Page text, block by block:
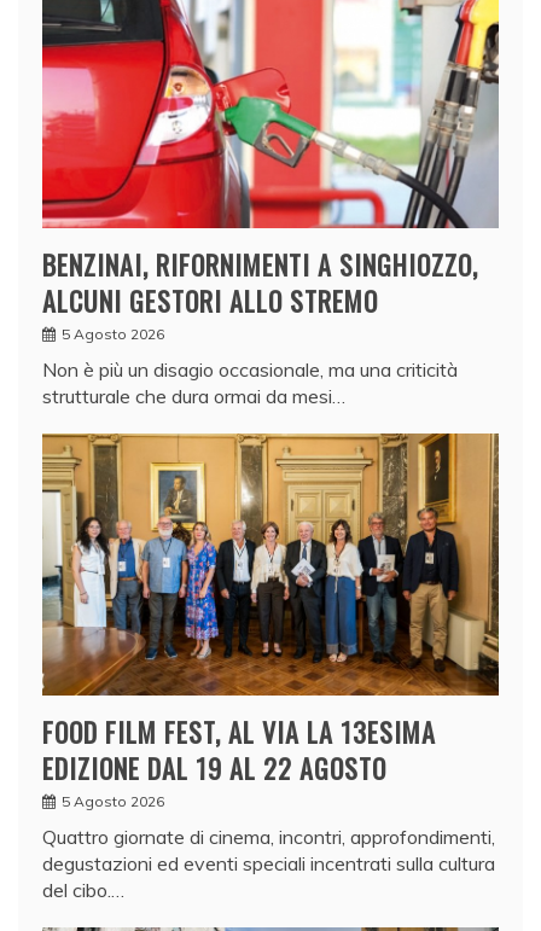
BENZINAI, RIFORNIMENTI A SINGHIOZZO,
ALCUNI GESTORI ALLO STREMO
5 Agosto 2026
Non è più un disagio occasionale, ma una criticità
strutturale che dura ormai da mesi…
FOOD FILM FEST, AL VIA LA 13ESIMA
EDIZIONE DAL 19 AL 22 AGOSTO
5 Agosto 2026
Quattro giornate di cinema, incontri, approfondimenti,
degustazioni ed eventi speciali incentrati sulla cultura
del cibo.…